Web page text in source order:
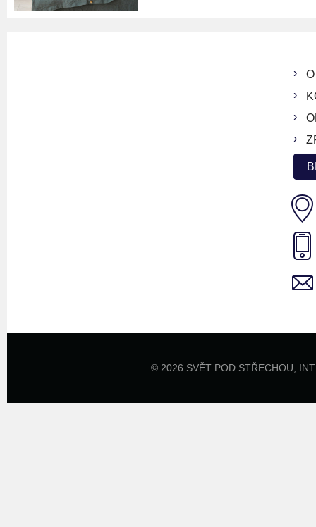
© 2026 SVĚT POD STŘECHOU,